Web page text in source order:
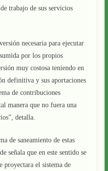
trabajo de sus servicios
necesaria para ejecutar
por los propios
muy costosa teniendo en
definitiva y sus aportaciones
de contribuciones
manera que no fuera una
detalla.
de saneamiento de estas
señala que en este sentido se
proyectara el sistema de